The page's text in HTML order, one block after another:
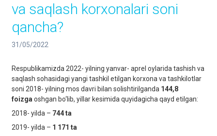
va saqlash korxonalari soni
qancha?
31/05/2022
Respublikamizda 2022- yilning yanvar- aprel oylarida tashish va
saqlash sohasidagi yangi tashkil etilgan korxona va tashkilotlar
soni 2018- yilning mos davri bilan solishtirilganda 144,8
foizga oshgan bo‘lib, yillar kesimida quyidagicha qayd etilgan:
2018- yilda – 744 ta
2019- yilda – 1 171 ta